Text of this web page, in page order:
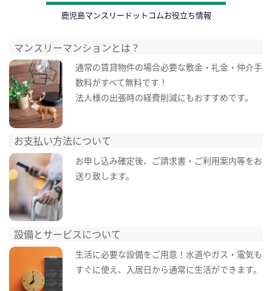
鹿児島マンスリードットコムお役立ち情報
マンスリーマンションとは？
通常の賃貸物件の場合必要な敷金・礼金・仲介手
数料がすべて無料です！
法人様の出張時の経費削減にもおすすめです。
お支払い方法について
お申し込み確定後、ご請求書・ご利用案内等をお
送り致します。
設備とサービスについて
生活に必要な設備をご用意！水道やガス・電気も
すぐに使え、入居日から通常に生活ができます。